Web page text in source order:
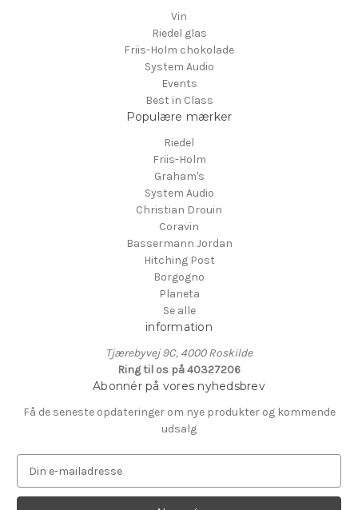
Vin
Riedel glas
Friis-Holm chokolade
System Audio
Events
Best in Class
Populære mærker
Riedel
Friis-Holm
Graham's
System Audio
Christian Drouin
Coravin
Bassermann Jordan
Hitching Post
Borgogno
Planeta
Se alle
information
Tjærebyvej 9C, 4000 Roskilde
Ring til os på 40327206
Abonnér på vores nyhedsbrev
Få de seneste opdateringer om nye produkter og kommende
udsalg
m